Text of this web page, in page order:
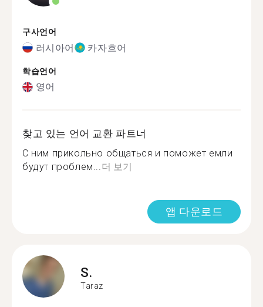
구사언어
러시아어 카자흐어
학습언어
영어
찾고 있는 언어 교환 파트너
С ним прикольно общаться и поможет емли
будут проблем...더 보기
앱 다운로드
S.
Taraz